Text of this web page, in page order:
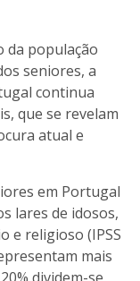
da população
seniores, a
continua
que se revelam
atual e
em Portugal
lares de idosos,
e religioso (IPSS
mais